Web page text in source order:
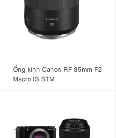
Ống kính Canon RF 85mm F2
Macro IS STM